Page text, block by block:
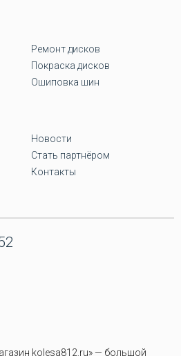
Ремонт дисков
Покраска дисков
Ошиповка шин
Новости
Стать партнёром
Контакты
kolesa812.ru» — большой